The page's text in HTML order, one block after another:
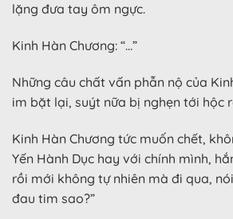
lặng đưa tay ôm ngực.
Kinh Hàn Chương: “…”
Những câu chất vấn phẫn nộ của
im bặt lại, suýt nữa bị nghẹn tới hộc
Kinh Hàn Chương tức muốn chết,
Yến Hành Dục hay với chính mình,
rồi mới không tự nhiên mà đi qua,
đau tim sao?”